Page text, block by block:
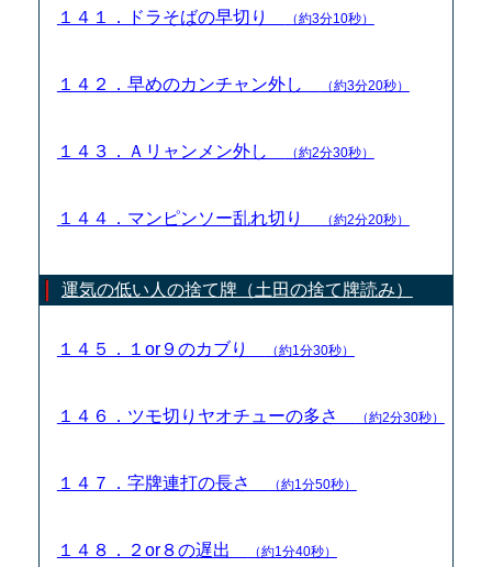
１４１．ドラそばの早切り （約3分10秒）
１４２．早めのカンチャン外し （約3分20秒）
１４３．Ａリャンメン外し （約2分30秒）
１４４．マンピンソー乱れ切り （約2分20秒）
運気の低い人の捨て牌（土田の捨て牌読み）
１４５．１or９のカブり （約1分30秒）
１４６．ツモ切りヤオチューの多さ （約2分30秒）
１４７．字牌連打の長さ （約1分50秒）
１４８．２or８の遅出 （約1分40秒）